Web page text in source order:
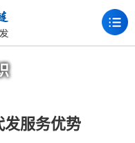
发服务优势